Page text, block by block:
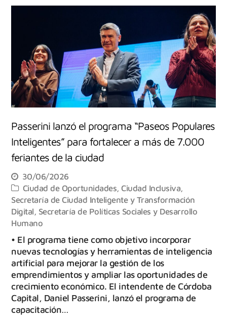
Passerini lanzó el programa “Paseos Populares
Inteligentes” para fortalecer a más de 7.000
feriantes de la ciudad
30/06/2026
Ciudad de Oportunidades,Ciudad Inclusiva,
Secretaría de Ciudad Inteligente y Transformación
Digital, Secretaría de Políticas Sociales y Desarrollo
Humano
• El programa tiene como objetivo incorporar
nuevas tecnologías y herramientas de inteligencia
artificial para mejorar la gestión de los
emprendimientos y ampliar las oportunidades de
crecimiento económico. El intendente de Córdoba
Capital, Daniel Passerini, lanzó el programa de
capacitación…